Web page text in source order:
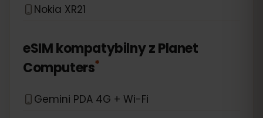
Nokia XR21
eSIM kompatybilny zPlanet
Computers*
Gemini PDA 4G + Wi-Fi